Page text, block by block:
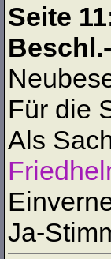
Seite
Für die
Als
Ja-